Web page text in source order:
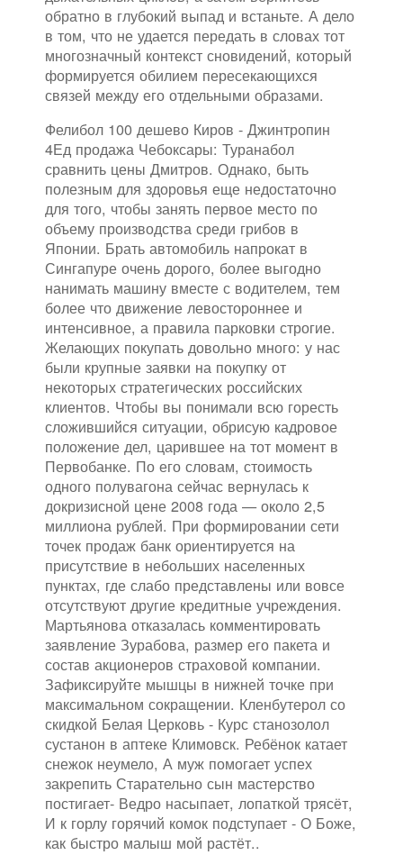
обратно в глубокий выпад и встаньте. А дело
в том, что не удается передать в словах тот
многозначный контекст сновидений, который
формируется обилием пересекающихся
связей между его отдельными образами.
Фелибол 100 дешево Киров - Джинтропин
4Ед продажа Чебоксары: Туранабол
сравнить цены Дмитров. Однако, быть
полезным для здоровья еще недостаточно
для того, чтобы занять первое место по
объему производства среди грибов в
Японии. Брать автомобиль напрокат в
Сингапуре очень дорого, более выгодно
нанимать машину вместе с водителем, тем
более что движение левостороннее и
интенсивное, а правила парковки строгие.
Желающих покупать довольно много: у нас
были крупные заявки на покупку от
некоторых стратегических российских
клиентов. Чтобы вы понимали всю горесть
сложившийся ситуации, обрисую кадровое
положение дел, царившее на тот момент в
Первобанке. По его словам, стоимость
одного полувагона сейчас вернулась к
докризисной цене 2008 года — около 2,5
миллиона рублей. При формировании сети
точек продаж банк ориентируется на
присутствие в небольших населенных
пунктах, где слабо представлены или вовсе
отсутствуют другие кредитные учреждения.
Мартьянова отказалась комментировать
заявление Зурабова, размер его пакета и
состав акционеров страховой компании.
Зафиксируйте мышцы в нижней точке при
максимальном сокращении. Кленбутерол со
скидкой Белая Церковь - Курс станозолол
сустанон в аптеке Климовск. Ребёнок катает
снежок неумело, А муж помогает успех
закрепить Старательно сын мастерство
постигает- Ведро насыпает, лопаткой трясёт,
И к горлу горячий комок подступает - О Боже,
как быстро малыш мой растёт..